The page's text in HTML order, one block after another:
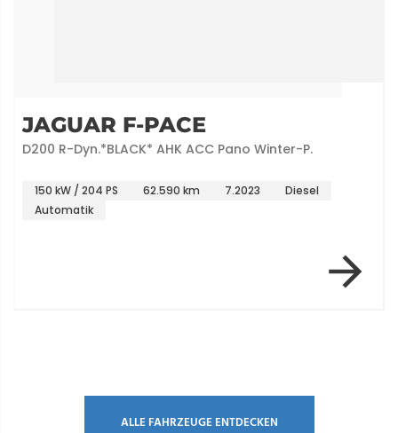
JAGUAR F-PACE
D200 R-Dyn.*BLACK* AHK ACC Pano Winter-P.
150 kW / 204 PS 62.590 km 7.2023
Diesel
Automatik
ALLE FAHRZEUGE ENTDECKEN